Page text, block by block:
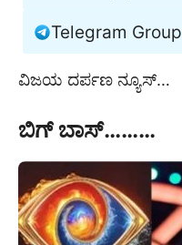
Telegram Group
ವಿಜಯ ದರ್ಪಣ ನ್ಯೂಸ್…
ಬಿಗ್ ಬಾಸ್………